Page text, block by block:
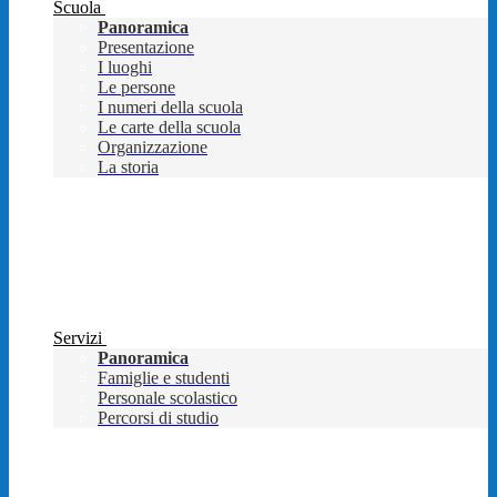
Scuola
Panoramica
Presentazione
I luoghi
Le persone
I numeri della scuola
Le carte della scuola
Organizzazione
La storia
Servizi
Panoramica
Famiglie e studenti
Personale scolastico
Percorsi di studio